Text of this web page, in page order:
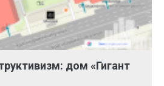
дом «Гигант